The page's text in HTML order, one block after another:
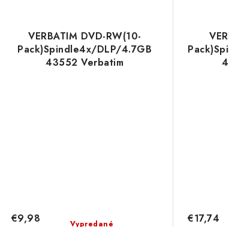
VERBATIM DVD-RW(10-
Pack)Spindle4x/DLP/4.7GB
43552 Verbatim
Vypredané
€9,98 €17,74